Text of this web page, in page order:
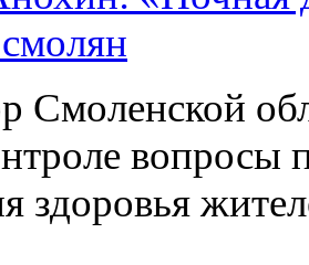
Смоленской
вопросы
здоровья